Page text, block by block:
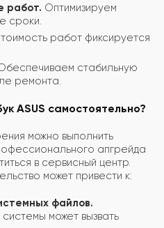
работ. Оптимизируем
сроки.
работ фиксируется
стабильную
ремонта.
ASUS самостоятельно?
можно выполнить
апгрейда
в сервисный центр.
может привести к:
файлов.
может вызвать